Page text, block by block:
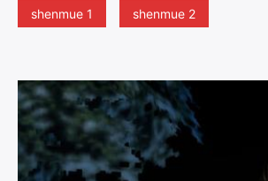
shenmue 1 shenmue 2